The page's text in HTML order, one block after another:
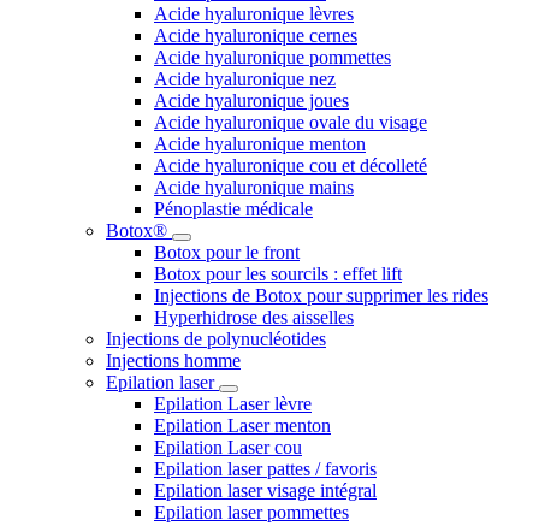
Acide hyaluronique lèvres
Acide hyaluronique cernes
Acide hyaluronique pommettes
Acide hyaluronique nez
Acide hyaluronique joues
Acide hyaluronique ovale du visage
Acide hyaluronique menton
Acide hyaluronique cou et décolleté
Acide hyaluronique mains
Pénoplastie médicale
Botox®
Botox pour le front
Botox pour les sourcils : effet lift
Injections de Botox pour supprimer les rides
Hyperhidrose des aisselles
Injections de polynucléotides
Injections homme
Epilation laser
Epilation Laser lèvre
Epilation Laser menton
Epilation Laser cou
Epilation laser pattes / favoris
Epilation laser visage intégral
Epilation laser pommettes